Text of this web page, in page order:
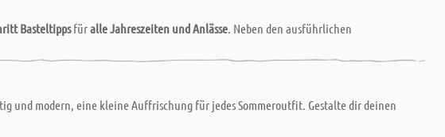
Basteltippsfüralle Jahreszeiten und Anlässe. Neben den ausführlichen
und modern, eine kleine Auffrischung für jedes Sommeroutfit. Gestalte dir deinen